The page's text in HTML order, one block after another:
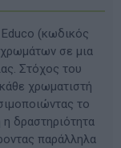
(κωδικός
σε μια
Στόχος του
χρωματιστή
το
δραστηριότητα
παράλληλα